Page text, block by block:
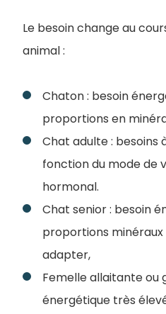
Le besoin change au
animal :
Chaton : besoin
proportions en
Chat adulte : besoins
fonction du mode de
hormonal.
Chat senior : besoin
proportions
adapter,
Femelle allaitante ou
énergétique très